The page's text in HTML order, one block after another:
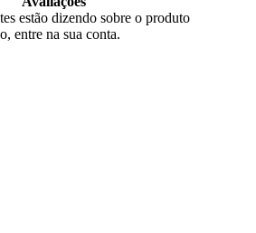
estão dizendo sobre o produto
entre na sua conta.